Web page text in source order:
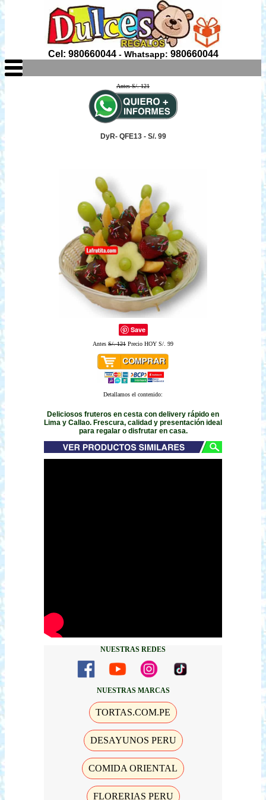
Cel: 980660044- Whatsapp: 980660044
Antes S/. 121
DyR- QFE13 - S/. 99
Save
Antes S/. 121 Precio HOY S/. 99
Detallamos el contenido:
Deliciosos fruteros en cesta con delivery rápido en
Lima y Callao. Frescura, calidad y presentación ideal
para regalar o disfrutar en casa.
NUESTRAS REDES
NUESTRAS MARCAS
TORTAS.COM.PE
DESAYUNOS PERU
COMIDA ORIENTAL
FLORERIAS PERU